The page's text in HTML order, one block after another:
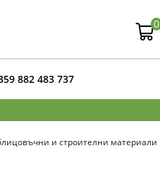
0
882 483 737
и строителни материали